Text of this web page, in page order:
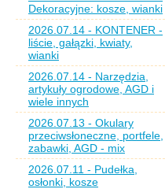
Dekoracyjne: kosze, wianki
2026.07.14 - KONTENER -
liście, gałązki, kwiaty,
wianki
2026.07.14 - Narzędzia,
artykuły ogrodowe, AGD i
wiele innych
2026.07.13 - Okulary
przeciwsłoneczne, portfele,
zabawki, AGD - mix
2026.07.11 - Pudełka,
osłonki, kosze